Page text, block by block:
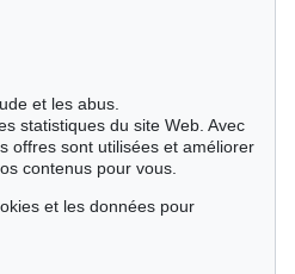
et les abus.
statistiques du site Web. Avec
offres sont utilisées et améliorer
contenus pour vous.
et les données pour